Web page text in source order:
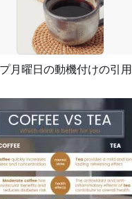
プレビュー AI再生成
月曜日の動機付けの引用